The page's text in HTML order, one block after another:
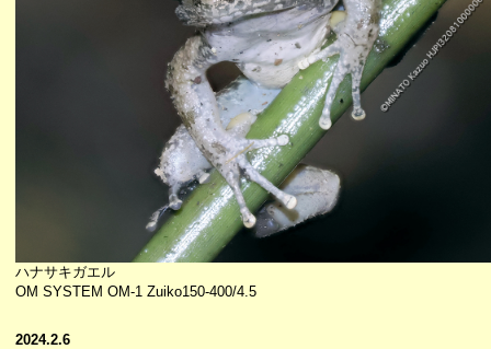
ハナサキガエル
OM SYSTEM OM-1 Zuiko150-400/4.5
2024.2.6